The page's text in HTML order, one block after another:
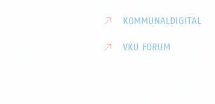
KOMMUNALDIGITAL
VKU FORUM